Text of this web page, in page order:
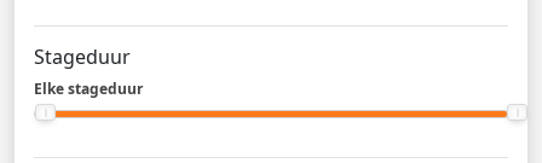
Stageduur
Elke stageduur